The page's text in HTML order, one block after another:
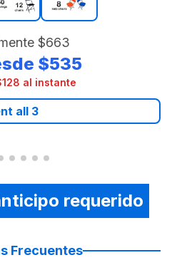
$663
$535
al instante
all 3
requerido
Frecuentes